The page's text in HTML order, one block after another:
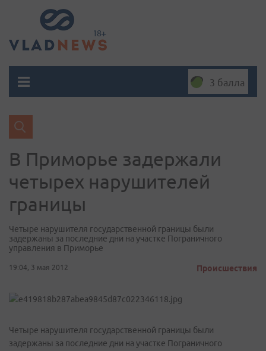
3 балла
В Приморье задержали
четырех нарушителей
границы
Четыре нарушителя государственной границы были
задержаны за последние дни на участке Пограничного
управления в Приморье
19:04, 3 мая 2012 Происшествия
Четыре нарушителя государственной границы были
задержаны за последние дни на участке Пограничного